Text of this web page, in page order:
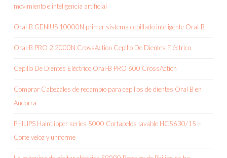
movimiento e inteligencia artificial
Oral-B GENIUS 10000N primer sistema cepillado inteligente Oral-B
Oral-B PRO 2 2000N CrossAction Cepillo De Dientes Eléctrico
Cepillo De Dientes Eléctrico Oral-B PRO 600 CrossAction
Comprar Cabezales de recambio para cepillos de dientes Oral B en
Andorra
PHILIPS Hairclipper series 5000 Cortapelos lavable HC5630/15 –
Corte veloz y uniforme